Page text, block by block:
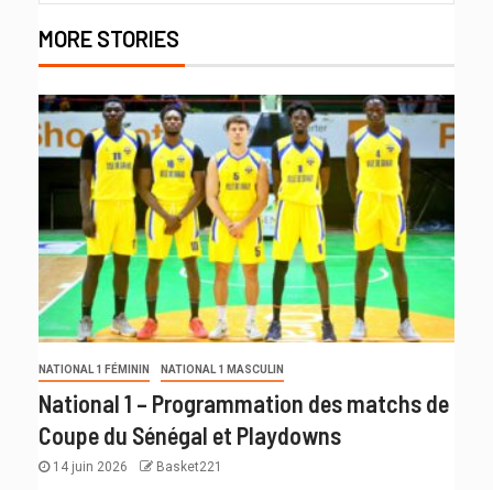
MORE STORIES
NATIONAL 1 FÉMININ NATIONAL 1 MASCULIN
National 1 – Programmation des matchs de
Coupe du Sénégal et Playdowns
14 juin 2026 Basket221